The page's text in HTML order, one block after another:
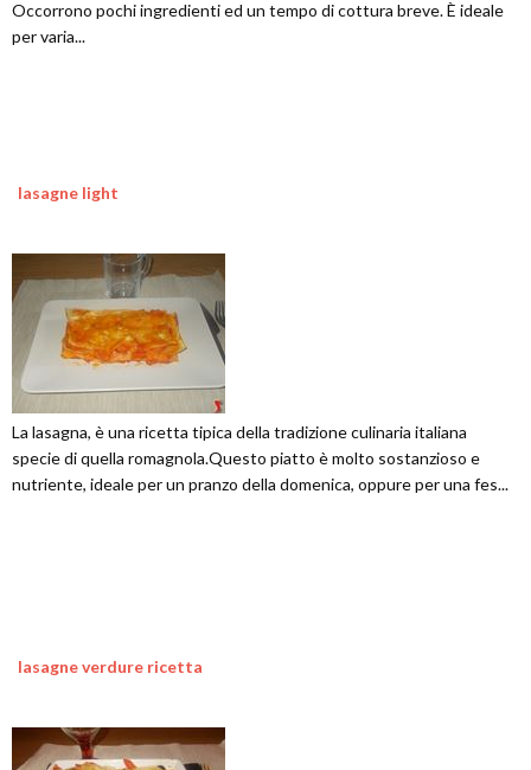
Occorrono pochi ingredienti ed un tempo di cottura breve. È ideale
per varia...
lasagne light
La lasagna, è una ricetta tipica della tradizione culinaria italiana
specie di quella romagnola.Questo piatto è molto sostanzioso e
nutriente, ideale per un pranzo della domenica, oppure per una fes...
lasagne verdure ricetta